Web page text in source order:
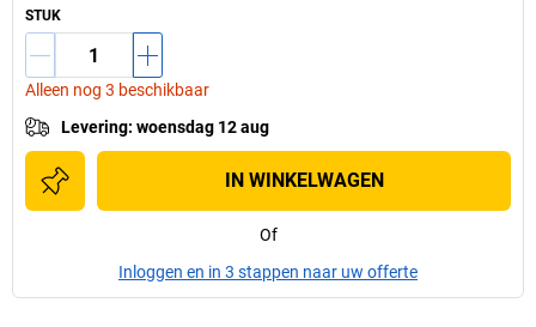
STUK
Alleen nog 3 beschikbaar
Levering: woensdag 12 aug
IN WINKELWAGEN
Of
Inloggen en in 3 stappen naar uw offerte